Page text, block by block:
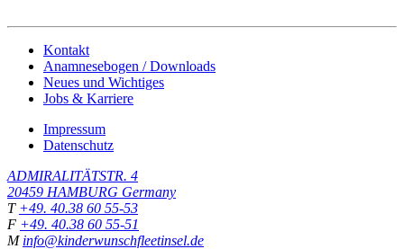
Kontakt
Anamnesebogen / Downloads
Neues und Wichtiges
Jobs & Karriere
Impressum
Datenschutz
ADMIRALITÄTSTR. 4
20459 HAMBURG Germany
T +49. 40.38 60 55-53
F +49. 40.38 60 55-51
M info@kinderwunschfleetinsel.de